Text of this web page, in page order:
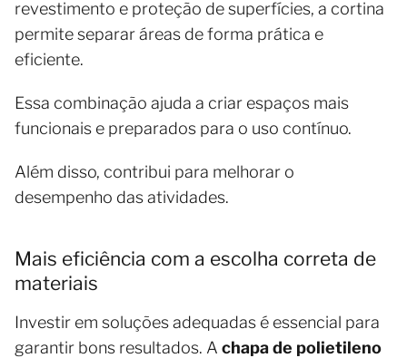
revestimento e proteção de superfícies, a cortina
permite separar áreas de forma prática e
eficiente.
Essa combinação ajuda a criar espaços mais
funcionais e preparados para o uso contínuo.
Além disso, contribui para melhorar o
desempenho das atividades.
Mais eficiência com a escolha correta de
materiais
Investir em soluções adequadas é essencial para
garantir bons resultados. A chapa de polietileno